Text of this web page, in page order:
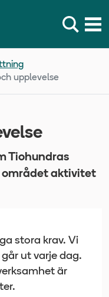
upplevelse
Tiohundras
området aktivitet
stora krav. Vi
ut varje dag.
är